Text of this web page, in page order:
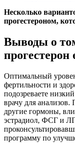
Несколько
прогестероном,
Выводы о
Оптимальный
фертильности и
подозреваете
врачу для анализов.
другие гормоны,
эстрадиол, ФСГ и
программу по